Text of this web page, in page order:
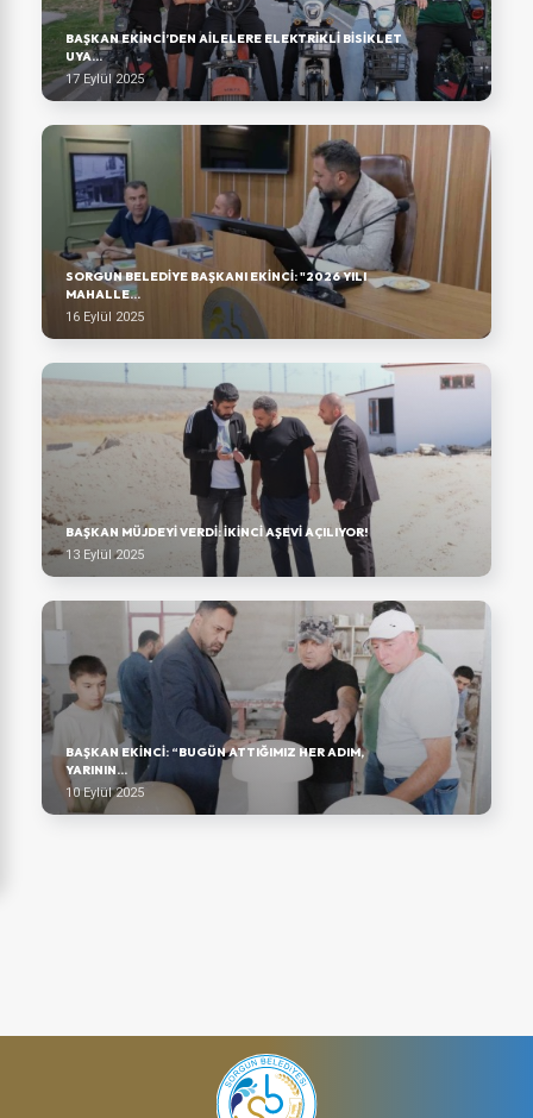
BAŞKAN EKINCI’DEN AILELERE ELEKTRIKLI BISIKLET
UYA...
17 Eylül 2025
SORGUN BELEDIYE BAŞKANI EKINCI: "2026 YILI
MAHALLE...
16 Eylül 2025
BAŞKAN MÜJDEYI VERDI: İKINCI AŞEVI AÇILIYOR!
13 Eylül 2025
BAŞKAN EKINCI: “BUGÜN ATTIĞIMIZ HER ADIM,
YARININ...
10 Eylül 2025